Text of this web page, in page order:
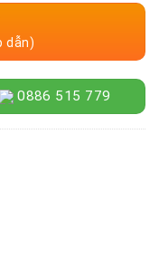
dẫn)
0886 515 779